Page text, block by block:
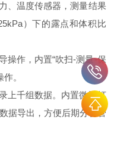
、温度传感器，测量结果
）下的露点和体积比
操作，内置“吹扫-测量-保
。
上千组数据。内置微型打
据导出，方便后期分析管